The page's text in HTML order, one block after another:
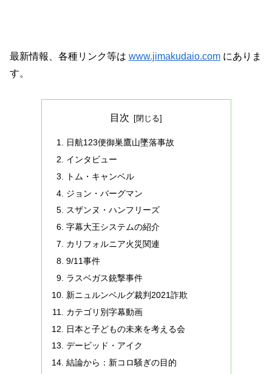
最新情報、各種リンク等は www.jimakudaio.com にありま
す。
目次
日航123便御巣鷹山墜落事故
インタビュー
トム・キャンベル
ジョン・バーグマン
スザンヌ・ハンフリーズ
字幕大王システムの紹介
カリフォルニア火災関連
9/11事件
ラスベガス銃撃事件
新ニュルンベルグ裁判2021詐欺
カテゴリ別字幕動画
日本と子どもの未来を考える会
デービッド・アイク
結論から：新コロ騒ぎの目的